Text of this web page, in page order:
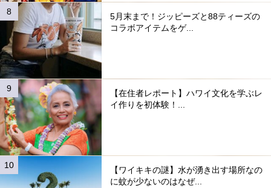
5月末まで！ジッピーズと88ティーズの
コラボアイテムをゲ...
【在住者レポート】ハワイ文化を学ぶレ
イ作りを初体験！...
【ワイキキの謎】水が湧き出す場所なの
に蚊が少ないのはなぜ...